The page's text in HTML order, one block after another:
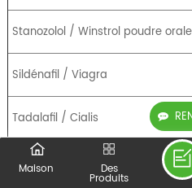
Stanozolol / Winstrol poudre orale
Sildénafil / Viagra
Tadalafil / Cialis
Superdrol / Méthastérone
Maison Des
Produits